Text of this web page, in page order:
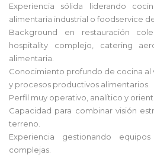
Experiencia sólida liderando
alimentaria industrial o foodservice
Background en restauración
hospitality complejo, catering
alimentaria.
Conocimiento profundo de cocina al
y procesos productivos alimentarios.
Perfil muy operativo, analítico y
Capacidad para combinar visión
terreno.
Experiencia gestionando
complejas.